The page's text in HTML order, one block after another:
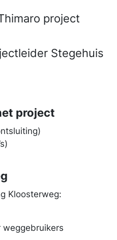
project
Stegehuis
project
Kloosterweg:
weggebruikers